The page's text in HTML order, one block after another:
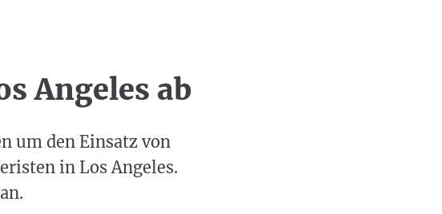
Angeles ab
um den Einsatz von
in Los Angeles.